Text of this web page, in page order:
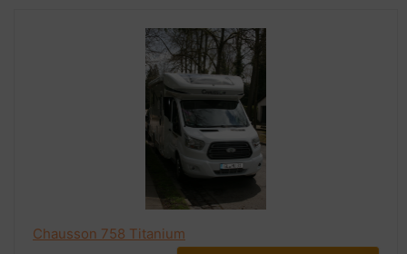
Chausson 758 Titanium